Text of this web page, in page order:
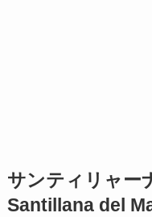
サンティリャー
Santillana del